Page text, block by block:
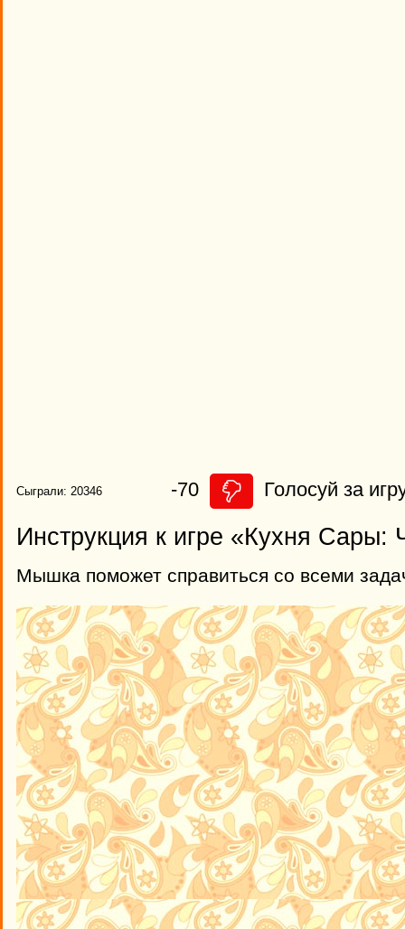
Сыграли: 20346 -70 Голосуй за
Инструкция к игре «Кухня
Мышка поможет справиться со всеми